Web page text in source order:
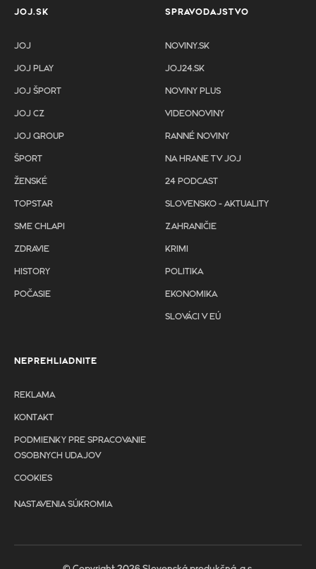
JOJ.SK
JOJ
JOJ PLAY
JOJ ŠPORT
JOJ CZ
JOJ GROUP
ŠPORT
ŽENSKÉ
TOPSTAR
SME CHLAPI
ZDRAVIE
HISTORY
POČASIE
SPRAVODAJSTVO
NOVINY.SK
JOJ24.SK
NOVINY PLUS
VIDEONOVINY
RANNÉ NOVINY
NA HRANE TV JOJ
24 PODCAST
SLOVENSKO - AKTUALITY
ZAHRANIČIE
KRIMI
POLITIKA
EKONOMIKA
SLOVÁCI V EÚ
NEPREHLIADNITE
REKLAMA
KONTAKT
PODMIENKY PRE SPRACOVANIE
OSOBNYCH UDAJOV
COOKIES
NASTAVENIA SÚKROMIA